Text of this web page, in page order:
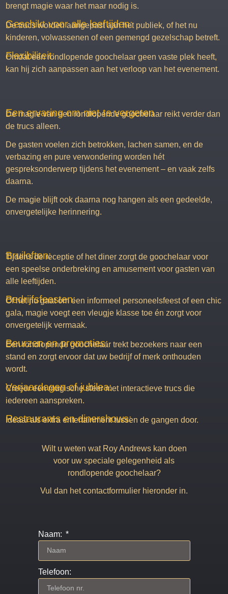
brengt magie waar het maar nodig is.
Geschikt voor alle leeftijden:
De trucs worden aangepast aan het publiek, of het nu
kinderen, volwassenen of een gemengd gezelschap betreft.
Flexibiliteit:
Omdat een rondlopende goochelaar geen vaste plek heeft,
kan hij zich aanpassen aan het verloop van het evenement.
Een ervaring om niet te vergeten
De magie van een rondlopende goochelaar reikt verder dan
de trucs alleen.
De gasten voelen zich betrokken, lachen samen, en de
verbazing en pure verwondering worden hét
gespreksonderwerp tijdens het evenement – en vaak zelfs
daarna.
De magie blijft ook daarna nog hangen als een gedeelde,
onvergetelijke herinnering.
Bruiloften:
Tijdens de receptie of het diner zorgt de goochelaar voor
een speelse onderbreking en amusement voor gasten van
alle leeftijden.
Bedrijfsfeesten:
Of het nu gaat om een informeel personeelsfeest of een chic
gala, magie voegt een vleugje klasse toe én zorgt voor
onvergetelijk vermaak.
Beurzen en promoties:
Een rondlopende goochelaar trekt bezoekers naar een
stand en zorgt ervoor dat uw bedrijf of merk onthouden
wordt.
Verjaardagen of jubilea:
Creëer een magische sfeer met interactieve trucs die
iedereen aanspreken.
Restaurants en dinershows:
Ideaal als extra entertainment tussen de gangen door.
Wilt u weten wat Roy Andrews kan doen
voor uw speciale gelegenheid als
rondlopende goochelaar?
Vul dan het contactformulier hieronder in.
Naam:
Telefoon: